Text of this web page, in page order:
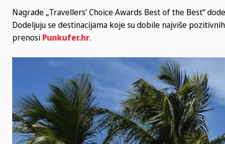
Nagrade „Travellers’ Choice Awards Best of the Best“
Dodeljuju se destinacijama koje su dobile najviše
prenosi Punkufer.hr.